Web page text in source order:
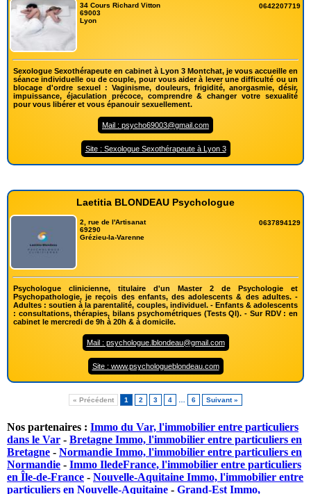
34 Cours Richard Vitton
69003
Lyon
0642207719
Sexologue Sexothérapeute en cabinet à Lyon 3 Montchat, je vous accueille en
séance individuelle ou de couple, pour vous aider à lever une difficulté ou un
blocage d'ordre sexuel : Vaginisme, douleurs, frigidité, anorgasmie, désir,
impuissance, éjaculation précoce, comprendre & changer votre sexualité
pour vous libérer et vous épanouir sexuellement.
Mail : psycho69003@gmail.com
Site : Sexologue Sexothérapeute à Lyon 3
Laetitia BLONDEAU Psychologue
2, rue de l'Artisanat
69290
Grézieu-la-Varenne
0637894129
Psychologue clinicienne, titulaire d'un Master 2 de Psychologie et
Psychopathologie, je reçois des enfants, des adolescents & des adultes. -
Adultes : soutien à la parentalité, couples, individuel. - Enfants & adolescents
: consultations, thérapies, bilans psychométriques (Tests QI). - Sur RDV : en
cabinet le mercredi de 9h à 20h & à domicile.
Mail : psychologue.lblondeau@gmail.com
Site : www.psychologueblondeau.com
« Précédent 1 2 3 4 6 Suivant »
Nos partenaires : Immo du Var, l'immobilier entre particuliers
dans le Var - Bretagne Immo, l'immobilier entre particuliers en
Bretagne - Normandie Immo, l'immobilier entre particuliers en
Normandie - Immo IledeFrance, l'immobilier entre particuliers
en Île-de-France - Nouvelle-Aquitaine Immo, l'immobilier entre
particuliers en Nouvelle-Aquitaine - Grand-Est Immo,